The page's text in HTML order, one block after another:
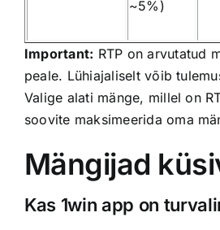
~5%)
Important: RTP on arvutatud
peale. Lühiajaliselt võib
Valige alati mänge, millel on
soovite maksimeerida oma
Mängijad
Kas 1win app on